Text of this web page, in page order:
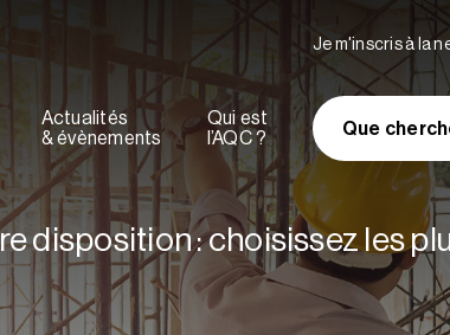
Actualités
& évènements
Qui est
l’AQC ?
Je m'inscris à la
Que
disposition : choisissez les